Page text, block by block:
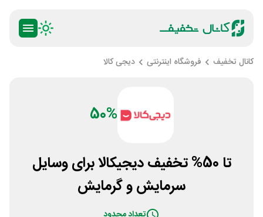
کانال تخفیف فروشگاه اینترنتی دیجی کالا
50%
تا 50% تخفیف دیجیکالا برای وسایل
سرمایش و گرمایش